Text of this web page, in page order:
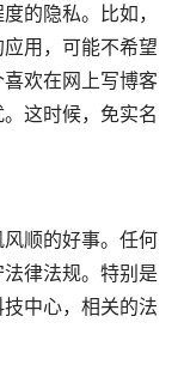
的隐私。比如，
用，可能不希望
欢在网上写博客
这时候，免实名
顺的好事。任何
律法规。特别是
中心，相关的法